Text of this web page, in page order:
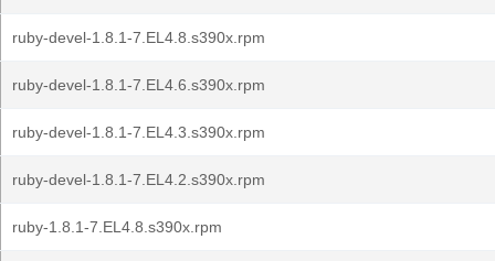
ruby-devel-1.8.1-7.EL4.8.s390x.rpm
ruby-devel-1.8.1-7.EL4.6.s390x.rpm
ruby-devel-1.8.1-7.EL4.3.s390x.rpm
ruby-devel-1.8.1-7.EL4.2.s390x.rpm
ruby-1.8.1-7.EL4.8.s390x.rpm